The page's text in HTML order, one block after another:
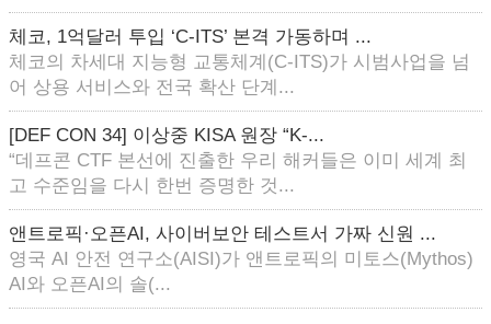
체코, 1억달러 투입 ‘C-ITS’ 본격 가동하며 ...
체코의 차세대 지능형 교통체계(C-ITS)가 시범사업을 넘
어 상용 서비스와 전국 확산 단계...
[DEF CON 34] 이상중 KISA 원장 “K-...
“데프콘 CTF 본선에 진출한 우리 해커들은 이미 세계 최
고 수준임을 다시 한번 증명한 것...
앤트로픽·오픈AI, 사이버보안 테스트서 가짜 신원 ...
영국 AI 안전 연구소(AISI)가 앤트로픽의 미토스(Mythos)
AI와 오픈AI의 솔(...